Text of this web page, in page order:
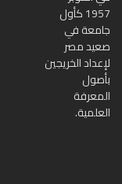
1957 كأول
جامعة في
صعيد مصر
لإعداد الخريجين
بأصول
المعرفة
العلمية.